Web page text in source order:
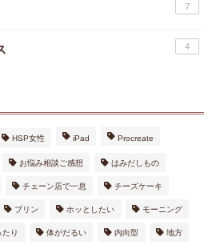
7
4
HSP女性 iPad Procreate
お悩み相談ご感想 はみだしもの
チェーン店で一息 チーズケーキ
プリン ホッとしたい モーニング
たり 体がだるい 内向型 地方